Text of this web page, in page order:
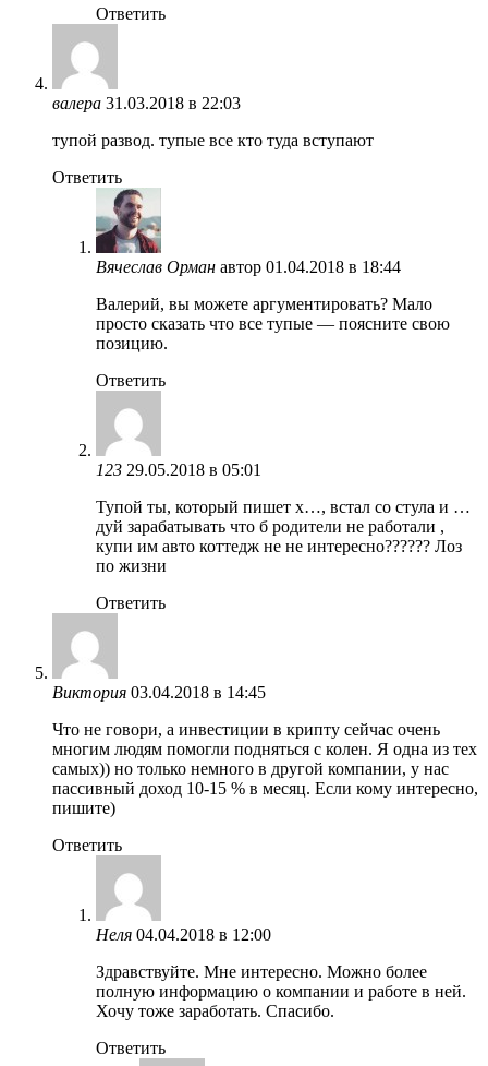
Ответить
валера 31.03.2018 в 22:03
тупой развод. тупые все кто туда вступают
Ответить
Вячеслав Орман автор 01.04.2018 в 18:44
Валерий, вы можете аргументировать? Мало
просто сказать что все тупые — поясните свою
позицию.
Ответить
123 29.05.2018 в 05:01
Тупой ты, который пишет х…, встал со стула и …
дуй зарабатывать что б родители не работали ,
купи им авто коттедж не не интересно?????? Лоз
по жизни
Ответить
Виктория 03.04.2018 в 14:45
Что не говори, а инвестиции в крипту сейчас очень
многим людям помогли подняться с колен. Я одна из тех
самых)) но только немного в другой компании, у нас
пассивный доход 10-15 % в месяц. Если кому интересно,
пишите)
Ответить
Неля 04.04.2018 в 12:00
Здравствуйте. Мне интересно. Можно более
полную информацию о компании и работе в ней.
Хочу тоже заработать. Спасибо.
Ответить